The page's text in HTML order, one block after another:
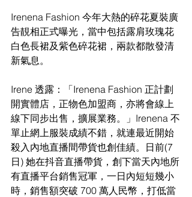
Irenena Fashion 今年大熱的碎花夏裝廣
告靚相正式曝光，當中包括露肩玫瑰花
白色長裙及紫色碎花裙，兩款都散發清
新氣息。
Irene 透露：「Irenena Fashion 正計劃
開實體店，正物色加盟商，亦將會線上
線下同步出售，擴展業務。」Irenena 不
單止網上服裝成績不錯，就連最近開始
殺入內地直播間帶貨也創佳績。日前(7
日) 她在抖音直播帶貨，創下當天內地所
有直播平台銷售冠軍，一日內短短幾小
時，銷售額突破 700 萬人民幣，打低當